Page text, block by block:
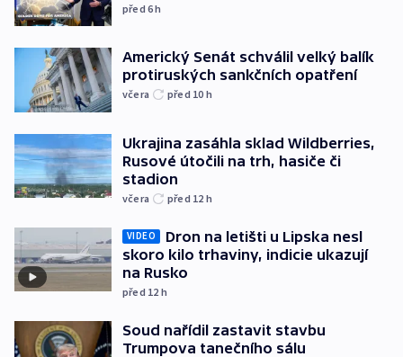
před 6h
Americký Senát schválil velký balík
protiruských sankčních opatření
včera před 10 h
Ukrajina zasáhla sklad Wildberries,
Rusové útočili na trh, hasiče či
stadion
včera před 12 h
VIDEO
Dron na letišti u Lipska nesl
skoro kilo trhaviny, indicie ukazují
na Rusko
před 12 h
Soud nařídil zastavit stavbu
Trumpova tanečního sálu